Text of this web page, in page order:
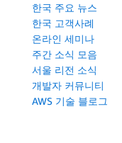
한국 주요 뉴스
한국 고객사례
온라인 세미나
주간 소식 모음
서울 리전 소식
개발자 커뮤니티
AWS 기술 블로그